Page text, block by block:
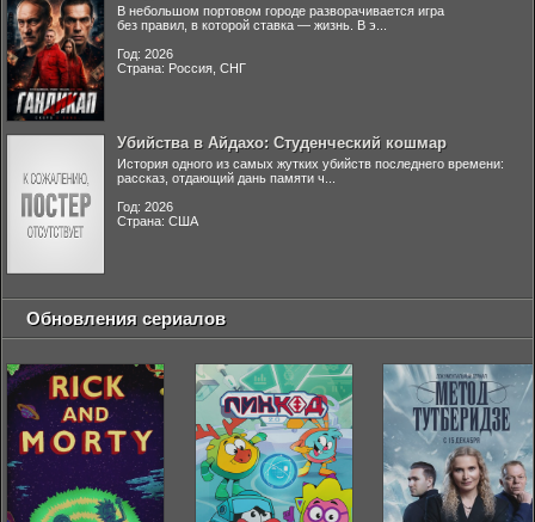
В небольшом портовом городе разворачивается игра
без правил, в которой ставка — жизнь. В э...
Год: 2026
Страна: Россия, СНГ
Убийства в Айдахо: Студенческий кошмар
История одного из самых жутких убийств последнего времени:
рассказ, отдающий дань памяти ч...
Год: 2026
Страна: США
Обновления сериалов